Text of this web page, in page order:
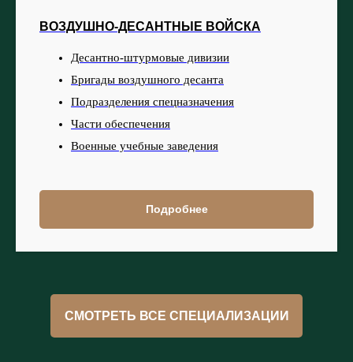
ВОЗДУШНО-ДЕСАНТНЫЕ ВОЙСКА
Десантно-штурмовые дивизии
Бригады воздушного десанта
Подразделения спецназначения
Части обеспечения
Военные учебные заведения
Подробнее
СМОТРЕТЬ ВСЕ СПЕЦИАЛИЗАЦИИ